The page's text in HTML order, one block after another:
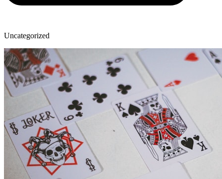
Uncategorized